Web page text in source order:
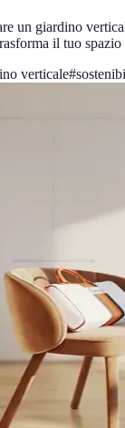
un giardino
il tuo
verticale#